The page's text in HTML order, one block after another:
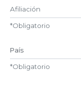
Afiliación
*Obligatorio
País
*Obligatorio